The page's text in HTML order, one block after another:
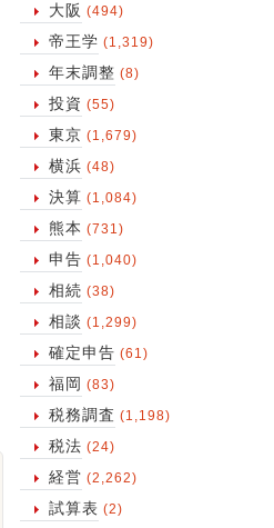
大阪 (494)
帝王学 (1,319)
年末調整 (8)
投資 (55)
東京 (1,679)
横浜 (48)
決算 (1,084)
熊本 (731)
申告 (1,040)
相続 (38)
相談 (1,299)
確定申告 (61)
福岡 (83)
税務調査 (1,198)
税法 (24)
経営 (2,262)
試算表 (2)